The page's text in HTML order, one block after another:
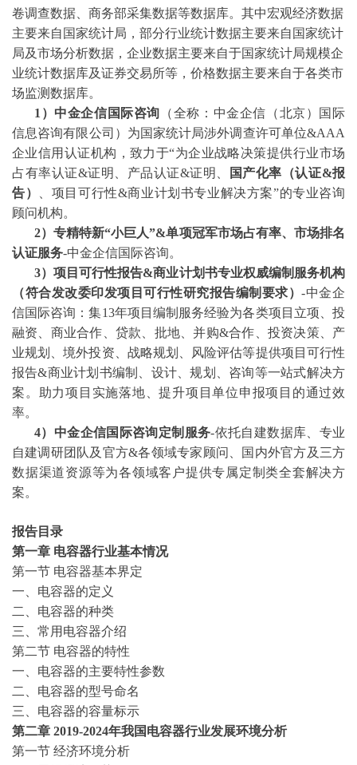
卷调查数据、商务部采集数据等数据库。其中宏观经济数据
主要来自国家统计局，部分行业统计数据主要来自国家统计
局及市场分析数据，企业数据主要来自于国家统计局规模企
业统计数据库及证券交易所等，价格数据主要来自于各类市
场监测数据库。
1）中金企信国际咨询 （全称：中金企信（北京）国际
信息咨询有限公司）为国家统计局涉外调查许可单位&AAA
企业信用认证机构，致力于“为企业战略决策提供行业市场
占有率认证&证明、产品认证&证明、 国产化率（认证&报
告）
、 项目可行性&商业计划书专业解决方案”的专业咨询
顾问机构。
2）专精特新“小巨人”&单项冠军市场占有率、市场排名
认证服务-中金企信国际咨询。
3）项目可行性报告&商业计划书专业权威编制服务机构
（符合发改委印发项目可行性研究报告编制要求）-中金企
信国际咨询：集13年项目编制服务经验为各类项目立项、投
融资、商业合作、贷款、批地、并购&合作、投资决策、产
业规划、境外投资、战略规划、风险评估等提供项目可行性
报告&商业计划书编制、设计、规划、咨询等一站式解决方
案。助力项目实施落地、提升项目单位申报项目的通过效
率。
4）中金企信国际咨询定制服务-依托自建数据库、专业
自建调研团队及官方&各领域专家顾问、国内外官方及三方
数据渠道资源等为各领域客户提供专属定制类全套解决方
案。
报告目录
第一章 电容器行业基本情况
第一节 电容器基本界定
一、电容器的定义
二、电容器的种类
三、常用电容器介绍
第二节 电容器的特性
一、电容器的主要特性参数
二、电容器的型号命名
三、电容器的容量标示
第二章 2019-2024年我国电容器行业发展环境分析
第一节 经济环境分析